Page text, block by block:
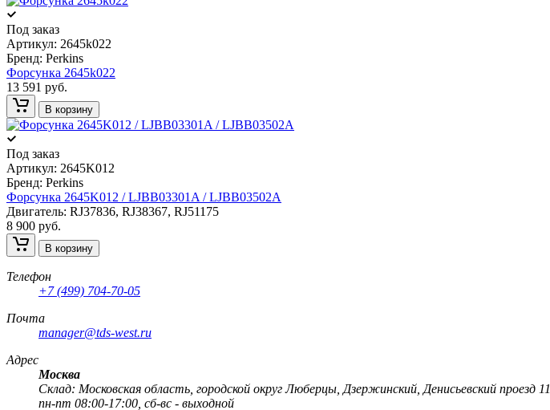
Под заказ
Артикул: 2645k022
Бренд: Perkins
Форсунка 2645k022
13 591 руб.
В корзину
Под заказ
Артикул: 2645K012
Бренд: Perkins
Форсунка 2645K012 / LJBB03301A / LJBB03502A
Двигатель: RJ37836, RJ38367, RJ51175
8 900 руб.
В корзину
Телефон
+7 (499) 704-70-05
Почта
manager@tds-west.ru
Адрес
Москва
Cклад: Московская область, городской округ Люберцы, Дзержинский, Денисьевский проезд 11
пн-пт 08:00-17:00, сб-вс - выходной